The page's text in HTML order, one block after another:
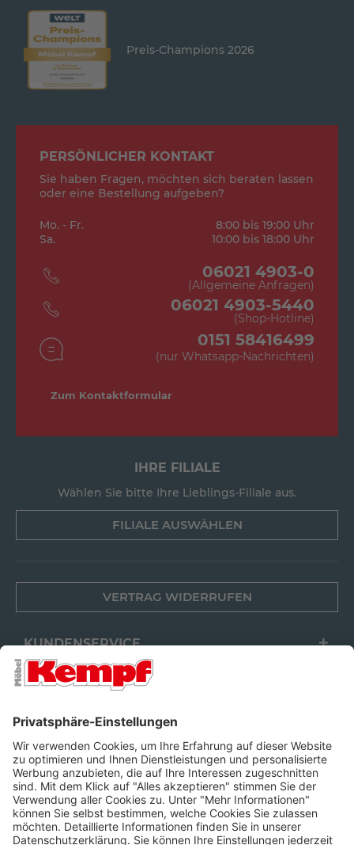
Preis-Champions 2026
PERSÖNLICHER KONTAKT
Sie haben Fragen, möchten sich beraten lassen
oder eine Bestellung aufgeben?
Mo. - Fr.
8:00 bis 19:00 Uhr
Sa.
10:00 bis 18:00 Uhr
06021 4903-0
(Allgemeine Anfragen)
06021 4903-5440
(Shop-Hotline)
0151 58416499
(nur Whatsapp-Nachrichten)
Zum Kontaktformular
IHRE FILIALE
Wählen Sie bitte Ihre Lieblings-Filiale aus.
FILIALE AUSWÄHLEN
VERTRAG WIDERRUFEN
KUNDENSERVICE
FILIALEN
FOLGEN SIE UNS